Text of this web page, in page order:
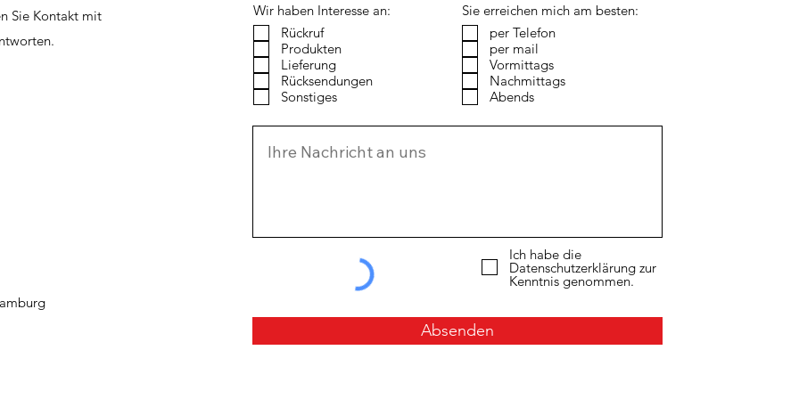
Sie Kontakt mit
Wir haben Interesse an:
Rückruf
Produkten
Lieferung
Rücksendungen
Sonstiges
Sie erreichen mich am besten:
per Telefon
per mail
Vormittags
Nachmittags
Abends
Ich habe die
Datenschutzerklärung zur
Kenntnis genommen.
Absenden